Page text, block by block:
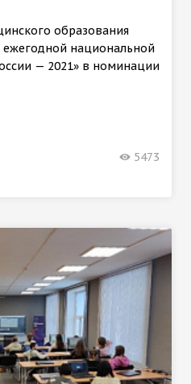
образования
ежегодной национальной
— 2021» в номинации
5473